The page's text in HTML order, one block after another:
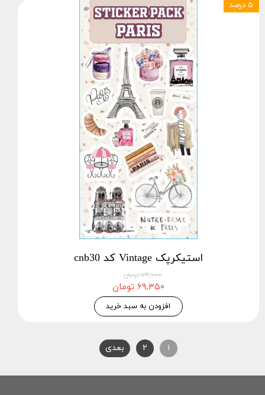
استیکرپک Vintage کد cnb30
۷۳,۰۰۰ تومان
۶۹,۳۵۰ تومان
افزودن به سبد خرید
۵ درصد
۱ ۲ بعدی